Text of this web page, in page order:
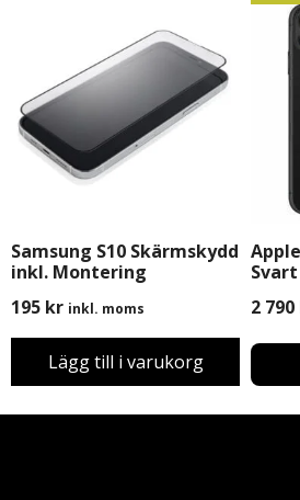
Samsung S10 Skärmskydd
inkl. Montering
195 kr inkl. moms
Lägg till i varukorg
2 790